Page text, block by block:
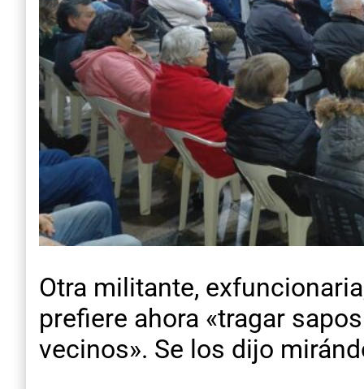
Otra militante,
prefiere ahora «tragar
vecinos». Se los dijo